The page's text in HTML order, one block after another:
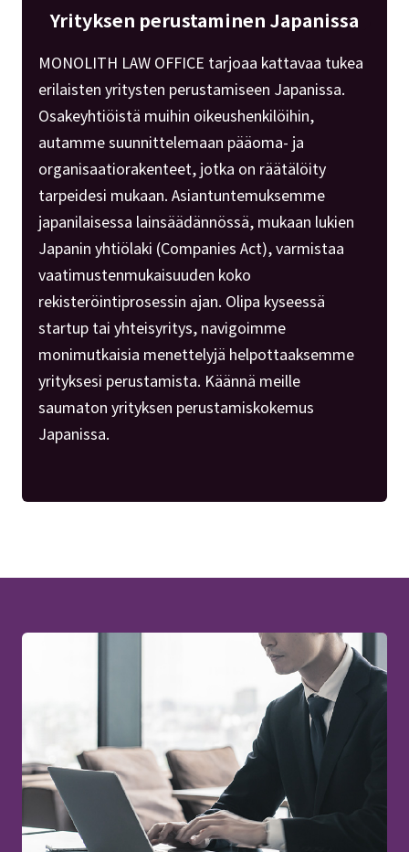
Yrityksen perustaminen Japanissa
MONOLITH LAW OFFICE tarjoaa kattavaa tukea
erilaisten yritysten perustamiseen Japanissa.
Osakeyhtiöistä muihin oikeushenkilöihin,
autamme suunnittelemaan pääoma- ja
organisaatiorakenteet, jotka on räätälöity
tarpeidesi mukaan. Asiantuntemuksemme
japanilaisessa lainsäädännössä, mukaan lukien
Japanin yhtiölaki (Companies Act), varmistaa
vaatimustenmukaisuuden koko
rekisteröintiprosessin ajan. Olipa kyseessä
startup tai yhteisyritys, navigoimme
monimutkaisia menettelyjä helpottaaksemme
yrityksesi perustamista. Käännä meille
saumaton yrityksen perustamiskokemus
Japanissa.